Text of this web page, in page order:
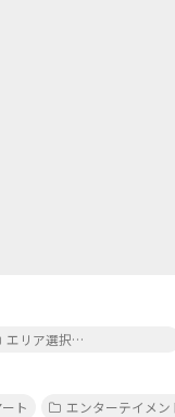
エリア選択…
ート エンターテイメン